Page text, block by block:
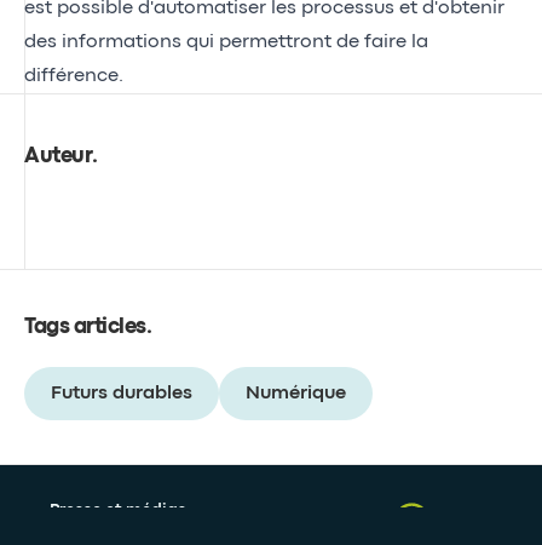
est possible d'automatiser les processus et d'obtenir
des informations qui permettront de faire la
différence.
Auteur.
Tags articles.
Futurs durables Numérique
Presse et médias